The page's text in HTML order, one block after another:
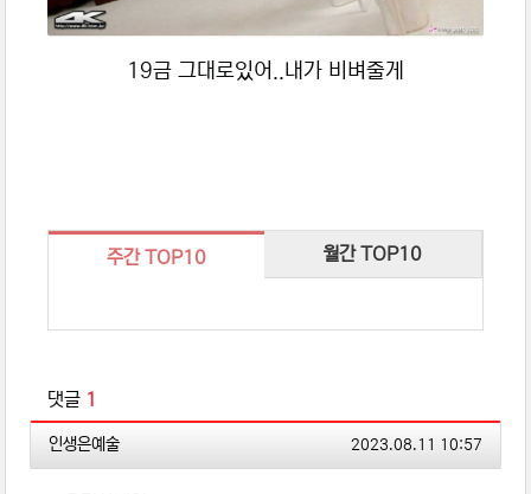
19금 그대로있어..내가 비벼줄게
주간 TOP10 월간 TOP10
댓글 1
인생은예술님의 댓글
인생은예술 작성일
2023.08.11 10:57